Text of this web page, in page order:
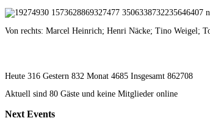
Von rechts: Marcel Heinrich; Henri Näcke; Tino Weigel;
Heute 316 Gestern 832 Monat 4685 Insgesamt 862708
Aktuell sind 80 Gäste und keine Mitglieder online
Next Events